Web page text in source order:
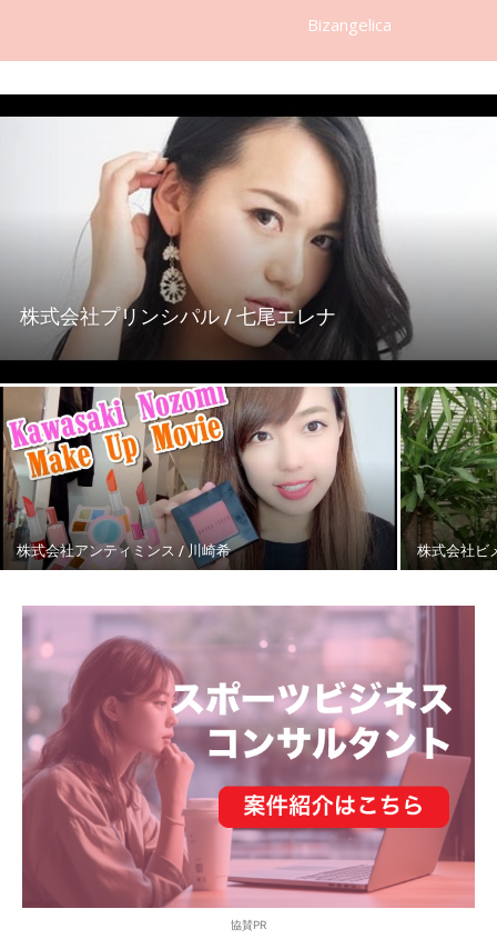
Bizangelica
株式会社プリンシパル / 七尾エレナ
株式会社アンティミンス / 川崎希 株式会社ビ
協賛PR